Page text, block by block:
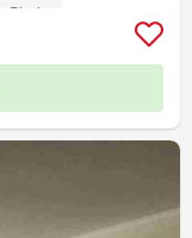
Piscina
discapacidad